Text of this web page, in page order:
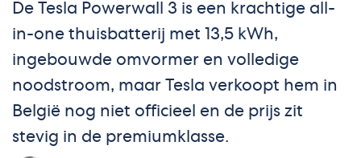
De Tesla Powerwall 3 is een krachtige all-
in-one thuisbatterij met 13,5 kWh,
ingebouwde omvormer en volledige
noodstroom, maar Tesla verkoopt hem in
België nog niet officieel en de prijs zit
stevig in de premiumklasse.